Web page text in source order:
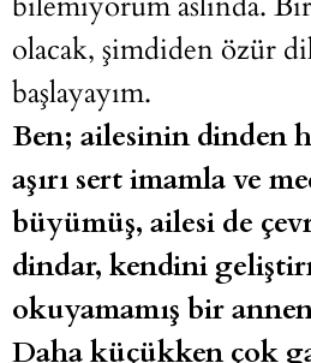
olacak, şimdiden özür
başlayayım.
Ben; ailesinin dinden
aşırı sert imamla ve
büyümüş, ailesi de
dindar, kendini
okuyamamış bir
Daha küçükken çok